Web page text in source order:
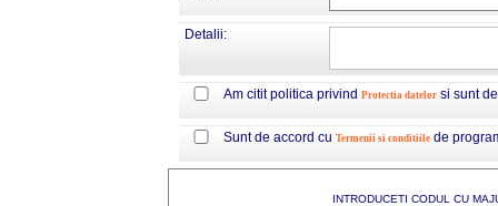
Detalii:
Am citit politica privind Protectia datelor si sunt
Sunt de accord cu Termenii si conditiile de
INTRODUCETI CODUL CU